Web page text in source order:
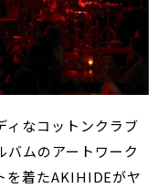
ィなコットンクラブ
バムのアートワーク
を着たAKIHIDEがヤ